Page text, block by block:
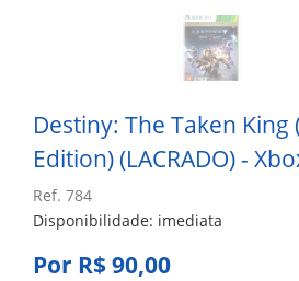
Destiny: The Taken
Edition) (LACRADO) -
Ref. 784
Disponibilidade: imediata
Por R$ 90,00